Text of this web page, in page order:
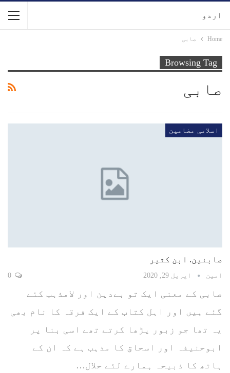
اردو
Home صابی
Browsing Tag
صابی
اسلامی مضامین
صابئین. ابن کثیر
امین اپریل 29, 2020
صابی کے معنی ایک تو بےدین اور لامذہب کئے
گئے ہیں اور اہل کتاب کے ایک فرقہ کا نام بھی
یہ تھا جو زبور پڑھا کرتے تھے اسی بنا پر
ابوحنیفہ اور اسحاق کا مذہب ہے کہ ان کے
ہاتھ کا ذبیحہ ہمارے لئے حلال…